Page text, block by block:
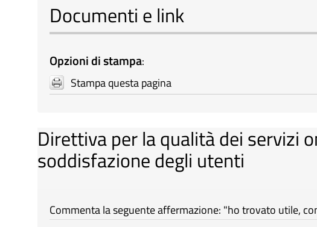
Documenti e link
Opzioni di stampa:
Stampa questa pagina
Direttiva per la qualità dei servizi
soddisfazione degli utenti
Commenta la seguente affermazione: "ho trovato utile,